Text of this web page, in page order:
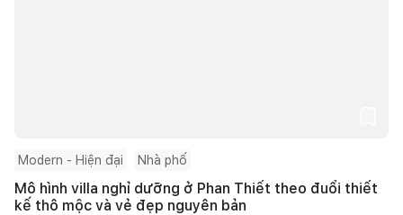
Modern - Hiện đại Nhà phố
Mô hình villa nghỉ dưỡng ở Phan Thiết theo đuổi thiết
kế thô mộc và vẻ đẹp nguyên bản